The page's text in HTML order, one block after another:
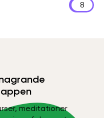
8
meditationer